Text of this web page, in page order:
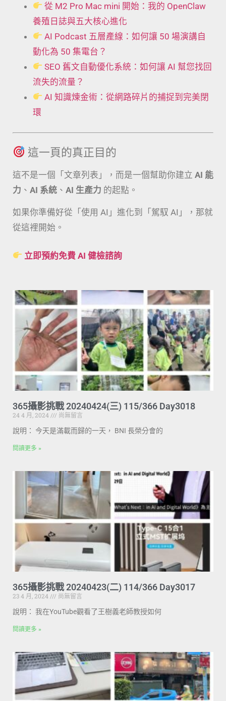
從 M2 Pro Mac mini 開始：我的 OpenClaw
養殖日誌與五大核心進化
AI Podcast 五層產線：如何讓 50 場演講自
動化為 50 集電台？
SEO 舊文自動優化系統：如何讓 AI 幫您找回
流失的流量？
AI 知識煉金術：從網路碎片的捕捉到完美閉
環
這一頁的真正目的
這不是一個「文章列表」，而是一個幫助你建立 AI 能
力 、 AI 系統 、 AI 生產力 的起點。
如果你準備好從「使用 AI」進化到「駕馭 AI」，那就
從這裡開始。
立即預約免費 AI 健檢諮詢
365攝影挑戰 20240424(三) 115/366 Day3018
24 4 月, 2024
尚無留言
說明： 今天是滿載而歸的一天， BNI 長榮分會的
閱讀更多 »
365攝影挑戰 20240423(二) 114/366 Day3017
23 4 月, 2024
尚無留言
說明： 我在YouTube觀看了王樹義老師教授如何
閱讀更多 »